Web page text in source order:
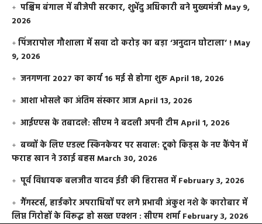
पश्चिम बंगाल में बीजेपी सरकार, शुभेंदु अधिकारी बने मुख्यमंत्रीMay 9,
2026
​पिंजरापोल गौशाला में सवा दो करोड़ का बड़ा ‘अनुदान घोटाला’ !May
9, 2026
जनगणना 2027 का कार्य 16 मई से होगा शुरूApril 18, 2026
आशा भोसले का अंतिम संस्कार आजApril 13, 2026
आईएएस के तबादले: सीएम ने बदली अपनी टीमApril 1, 2026
बच्चों के लिए एडल्ट स्किनकेयर पर सवाल: टूको किड्स के नए कैंपेन में
फराह खान ने उठाई बहसMarch 30, 2026
पूर्व विधायक बलजीत यादव ईडी की हिरासत में February 3, 2026
गैंगस्टर्स, हार्डकोर अपराधियों पर लगे प्रभावी अंकुश नशे के कारोबार में
लिप्त गिरोहों के विरूद्ध हो सख्त एक्शन : सीएम शर्मा February 3, 2026